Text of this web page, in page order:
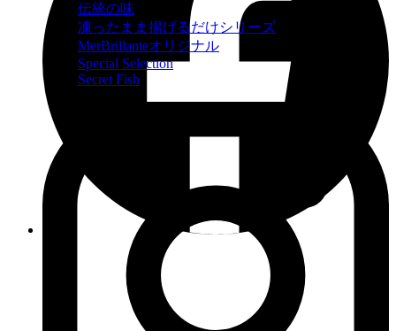
伝統の味
凍ったまま揚げるだけシリーズ
MerBrillanteオリジナル
Special Selection
Secret Fish